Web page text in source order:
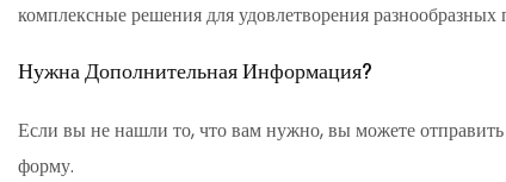
комплексные решения для удовлетворения разнообразных
Нужна Дополнительная Информация?
Если вы не нашли то, что вам нужно, вы можете
форму.